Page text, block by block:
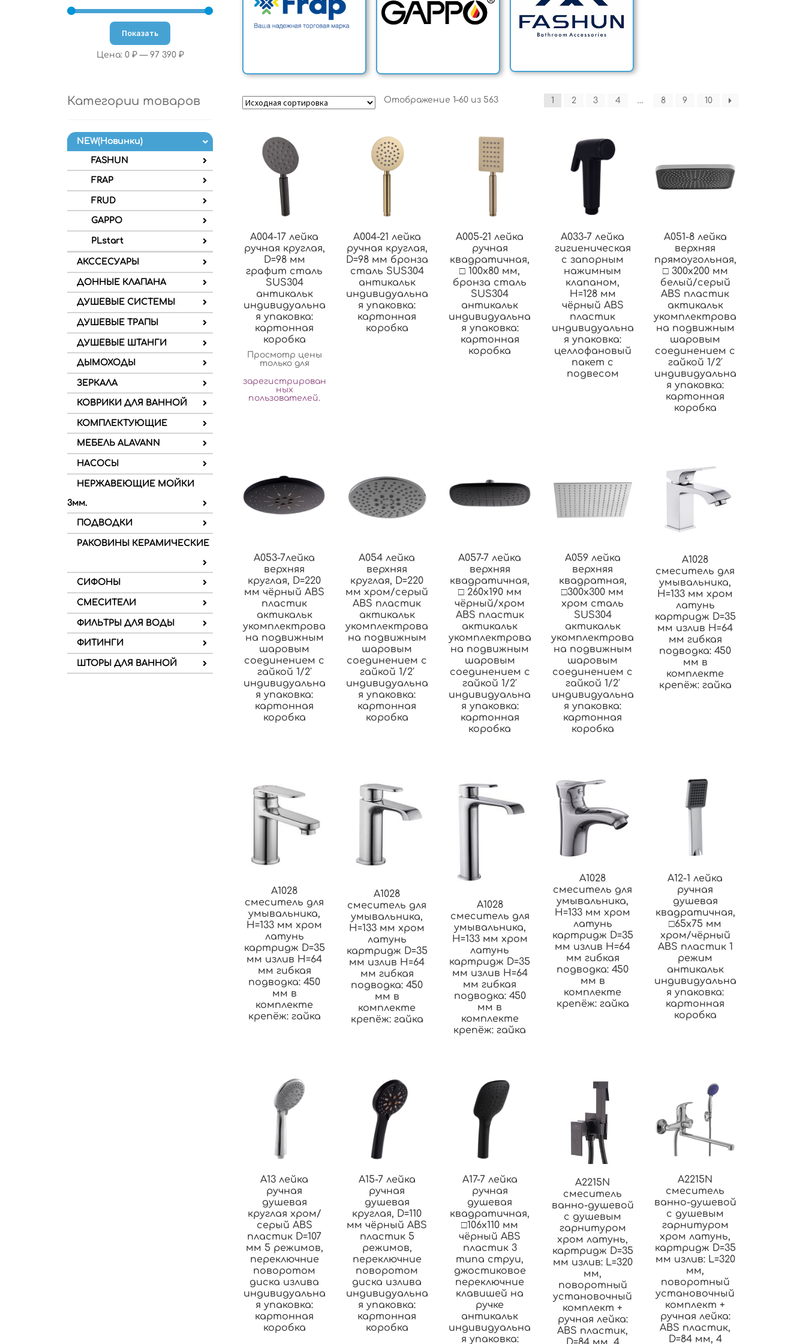
Показать
Цена: 0 ₽— 97 390 ₽
Категории товаров
NEW(Новинки)
FASHUN
FRAP
FRUD
GAPPO
PLstart
АКССЕСУАРЫ
ДОННЫЕ КЛАПАНА
ДУШЕВЫЕ СИСТЕМЫ
ДУШЕВЫЕ ТРАПЫ
ДУШЕВЫЕ ШТАНГИ
ДЫМОХОДЫ
ЗЕРКАЛА
КОВРИКИ ДЛЯ ВАННОЙ
КОМПЛЕКТУЮЩИЕ
МЕБЕЛЬ ALAVANN
НАСОСЫ
НЕРЖАВЕЮЩИЕ МОЙКИ
3мм.
ПОДВОДКИ
РАКОВИНЫ КЕРАМИЧЕСКИЕ
СИФОНЫ
СМЕСИТЕЛИ
ФИЛЬТРЫ ДЛЯ ВОДЫ
ФИТИНГИ
ШТОРЫ ДЛЯ ВАННОЙ
Отображение 1–60 из 563 1 2 3 4 … 8 9 10
A004-17 лейка
ручная круглая,
D=98 мм
графит сталь
SUS304
антикальк
индивидуальна
я упаковка:
картонная
коробка
Просмотр цены
только для
зарегистрирован
ных
пользователей.
A004-21 лейка
ручная круглая,
D=98 мм бронза
сталь SUS304
антикальк
индивидуальна
я упаковка:
картонная
коробка
A005-21 лейка
ручная
квадратичная,
□ 100х80 мм,
бронза сталь
SUS304
антикальк
индивидуальна
я упаковка:
картонная
коробка
A033-7 лейка
гигиеническая
с запорным
нажимным
клапаном,
H=128 мм
чёрный ABS
пластик
индивидуальна
я упаковка:
целлофановый
пакет с
подвесом
A051-8 лейка
верхняя
прямоугольная,
□ 300х200 мм
белый/серый
ABS пластик
актикальк
укомплектрова
на подвижным
шаровым
соединением с
гайкой 1/2′
индивидуальна
я упаковка:
картонная
коробка
A053-7лейка
верхняя
круглая, D=220
мм чёрный ABS
пластик
актикальк
укомплектрова
на подвижным
шаровым
соединением с
гайкой 1/2′
индивидуальна
я упаковка:
картонная
коробка
A054 лейка
верхняя
круглая, D=220
мм хром/серый
ABS пластик
актикальк
укомплектрова
на подвижным
шаровым
соединением с
гайкой 1/2′
индивидуальна
я упаковка:
картонная
коробка
A057-7 лейка
верхняя
квадратичная,
□ 260х190 мм
чёрный/хром
ABS пластик
актикальк
укомплектрова
на подвижным
шаровым
соединением с
гайкой 1/2′
индивидуальна
я упаковка:
картонная
коробка
A059 лейка
верхняя
квадратная,
□300х300 мм
хром сталь
SUS304
актикальк
укомплектрова
на подвижным
шаровым
соединением с
гайкой 1/2′
индивидуальна
я упаковка:
картонная
коробка
A1028
смеситель для
умывальника,
H=133 мм хром
латунь
картридж D=35
мм излив H=64
мм гибкая
подводка: 450
мм в
комплекте
крепёж: гайка
A1028
смеситель для
умывальника,
H=133 мм хром
латунь
картридж D=35
мм излив H=64
мм гибкая
подводка: 450
мм в
комплекте
крепёж: гайка
A1028
смеситель для
умывальника,
H=133 мм хром
латунь
картридж D=35
мм излив H=64
мм гибкая
подводка: 450
мм в
комплекте
крепёж: гайка
A1028
смеситель для
умывальника,
H=133 мм хром
латунь
картридж D=35
мм излив H=64
мм гибкая
подводка: 450
мм в
комплекте
крепёж: гайка
A1028
смеситель для
умывальника,
H=133 мм хром
латунь
картридж D=35
мм излив H=64
мм гибкая
подводка: 450
мм в
комплекте
крепёж: гайка
A12-1 лейка
ручная
душевая
квадратичная,
□65х75 мм
хром/чёрный
ABS пластик 1
режим
антикальк
индивидуальна
я упаковка:
картонная
коробка
A13 лейка
ручная
душевая
круглая хром/
серый ABS
пластик D=107
мм 5 режимов,
переключние
поворотом
диска излива
индивидуальна
я упаковка:
картонная
коробка
A15-7 лейка
ручная
душевая
круглая, D=110
мм чёрный ABS
пластик 5
режимов,
переключние
поворотом
диска излива
индивидуальна
я упаковка:
картонная
коробка
A17-7 лейка
ручная
душевая
квадратичная,
□106х110 мм
чёрный ABS
пластик 3
типа струи,
джостиковое
переключние
клавишей на
ручке
антикальк
индивидуальна
я упаковка:
A2215N
смеситель
ванно-душевой
с душевым
гарнитуром
хром латунь,
картридж D=35
мм излив: L=320
мм,
поворотный
установочный
комплект +
ручная лейка:
ABS пластик,
A2215N
смеситель
ванно-душевой
с душевым
гарнитуром
хром латунь,
картридж D=35
мм излив: L=320
мм,
поворотный
установочный
комплект +
ручная лейка:
ABS пластик,
D=84 мм, 4